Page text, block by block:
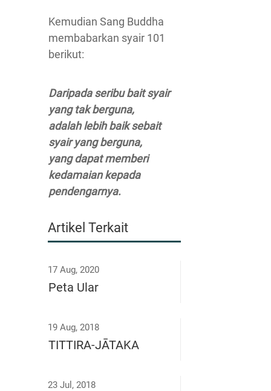
Kemudian Sang Buddha
membabarkan syair 101
berikut:
Daripada seribu bait syair
yang tak berguna,
adalah lebih baik sebait
syair yang berguna,
yang dapat memberi
kedamaian kepada
pendengarnya.
Artikel Terkait
17 Aug, 2020
Peta Ular
19 Aug, 2018
TITTIRA-JĀTAKA
23 Jul, 2018